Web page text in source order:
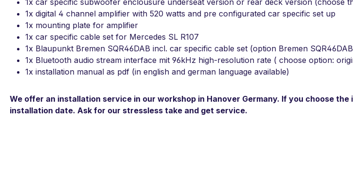
1x car specific subwoofer enclousure underseat version or rear deck version (choose
1x digital 4 channel amplifier with 520 watts and pre configurated car specific set up
1x mounting plate for amplifier
1x car specific cable set for Mercedes SL R107
1x Blaupunkt Bremen SQR46DAB incl. car specific cable set (option Bremen
1x Bluetooth audio stream interface mit 96kHz high-resolution rate ( choose option:
1x installation manual as pdf (in english and german language available)
We offer an installation service in our workshop in Hanover Germany. If you choose
installation date. Ask for our stressless take and get service.